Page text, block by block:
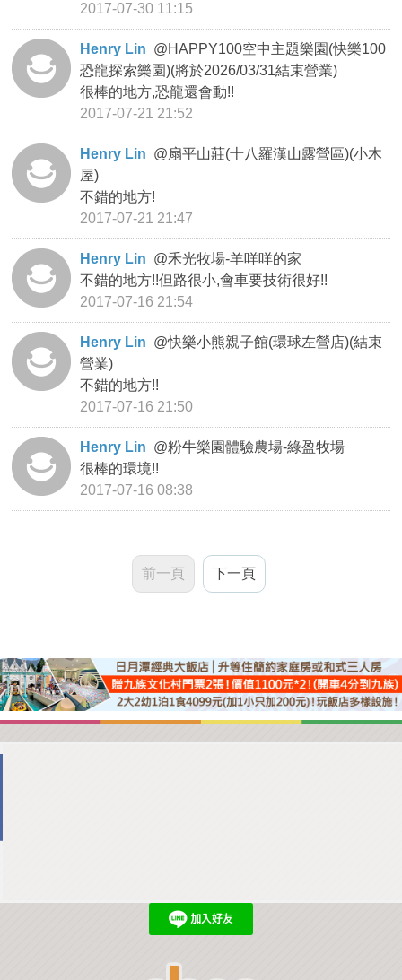
2017-07-30 11:15
Henry Lin @HAPPY100空中主題樂園(快樂100
恐龍探索樂園)(將於2026/03/31結束營業)
很棒的地方,恐龍還會動!!
2017-07-21 21:52
Henry Lin @扇平山莊(十八羅漢山露營區)(小木
屋)
不錯的地方!
2017-07-21 21:47
Henry Lin @禾光牧場-羊咩咩的家
不錯的地方!!但路很小,會車要技術很好!!
2017-07-16 21:54
Henry Lin @快樂小熊親子館(環球左營店)(結束
營業)
不錯的地方!!
2017-07-16 21:50
Henry Lin @粉牛樂園體驗農場-綠盈牧場
很棒的環境!!
2017-07-16 08:38
前一頁 下一頁